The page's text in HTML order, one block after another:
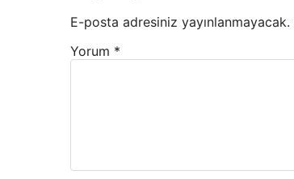
E-posta adresiniz yayınlanmayacak.
Yorum *